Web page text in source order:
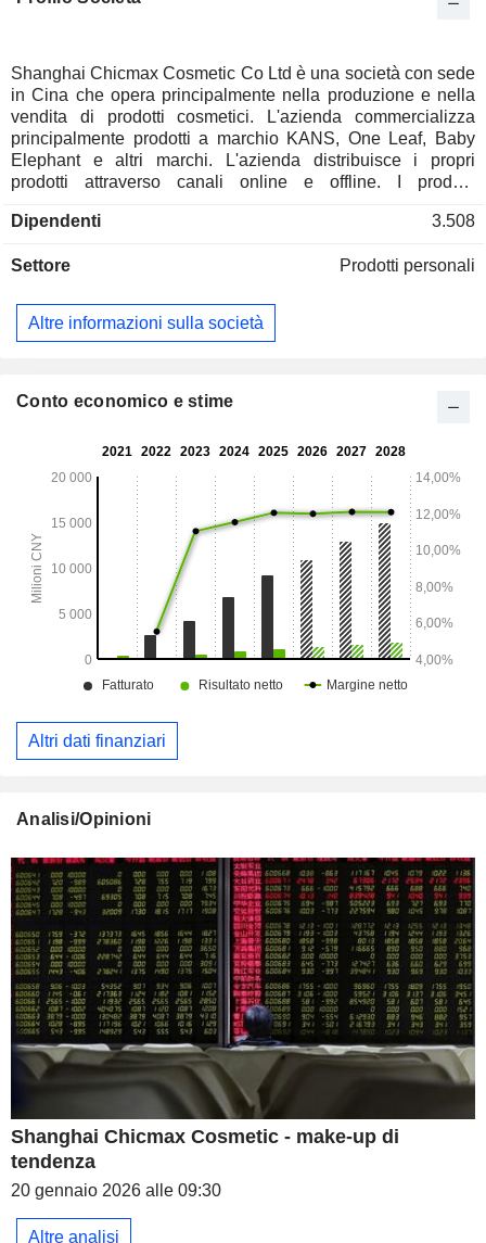
Shanghai Chicmax Cosmetic Co Ltd è una società con sede
in Cina che opera principalmente nella produzione e nella
vendita di prodotti cosmetici. L'azienda commercializza
principalmente prodotti a marchio KANS, One Leaf, Baby
Elephant e altri marchi. L'azienda distribuisce i propri
prodotti attraverso canali online e offline. I prodotti
maternità e alla cura dei bambini, oltre che ad altri settori.
esteri.
Dipendenti 3.508
Settore Prodotti personali
Altre informazioni sulla società
Conto economico e stime
Altri dati finanziari
Analisi/Opinioni
Shanghai Chicmax Cosmetic - make-up di
tendenza
20 gennaio 2026 alle 09:30
Altre analisi